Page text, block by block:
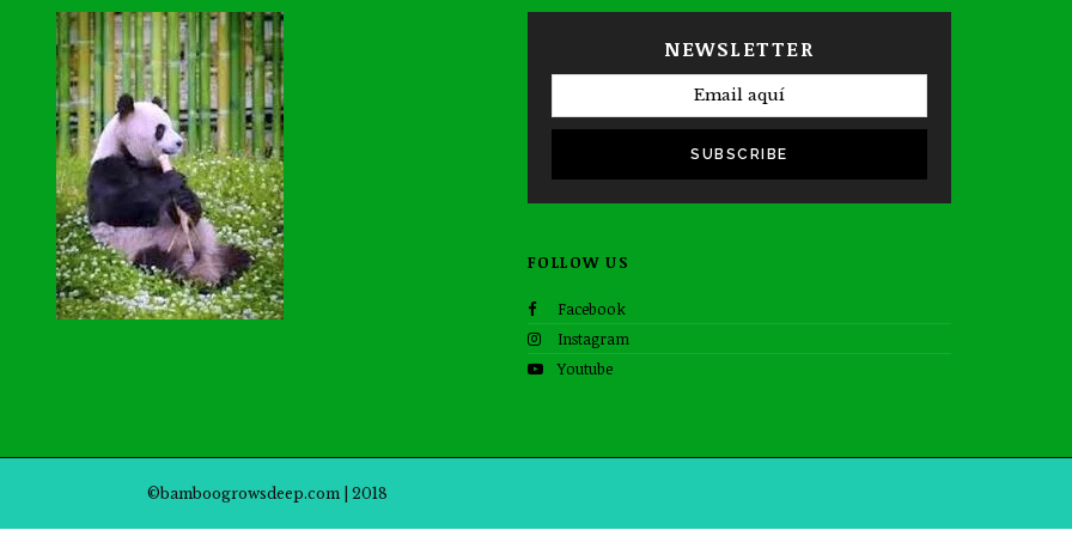
NEWSLETTER
SUBSCRIBE
FOLLOW US
Facebook
Instagram
Youtube
©bamboogrowsdeep.com | 2018